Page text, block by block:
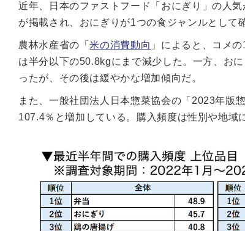
近年、日本のファストフード「おにぎり」の人
が掲載され、おにぎりが1つの食ジャンルとして
農林水産省の「米の消費動向 」によると、コメ
は半分以下の50.8kgにまで減少した。一方、お
ったが、その後は緩やかな増加傾向だ。
また、一般社団法人日本惣菜協会の「2023年版
107.4％と増加している。購入頻度は性別や地域